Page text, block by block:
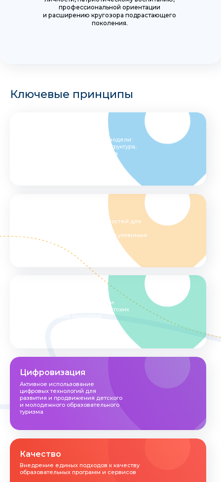
профессиональной ориентации
и расширению кругозора подрастающего
поколения.
Взаимосвязь всех элементов модели:
регламентация, кадры, инфраструктура,
продвижение, контроль качества
Обеспечение равных возможностей для
и молодежи, включая социально уязвимые
группы и лиц с ОВЗ.
Приоритет безопасности жизни
и здоровья потребителей туристских
Активное использование
цифровых технологий для
развития и продвижения детского
и молодежного образовательного
туризма
Цифровизация
Внедрение единых подходов к качеству
образовательных программ и сервисов
Качество
Ключевые принципы